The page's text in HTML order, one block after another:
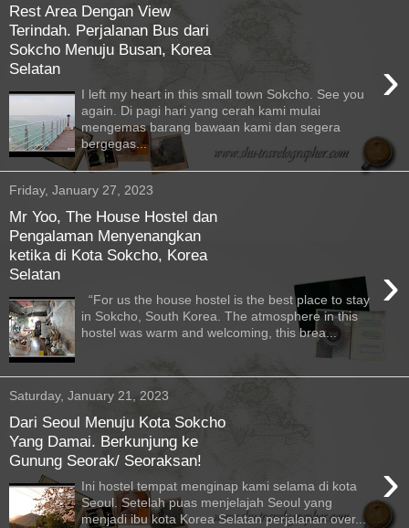
Rest Area Dengan View
Terindah. Perjalanan Bus dari
Sokcho Menuju Busan, Korea
Selatan
›
I left my heart in this small town Sokcho. See you
again. Di pagi hari yang cerah kami mulai
mengemas barang bawaan kami dan segera
bergegas...
Friday, January 27, 2023
Mr Yoo, The House Hostel dan
Pengalaman Menyenangkan
ketika di Kota Sokcho, Korea
Selatan
›
“For us the house hostel is the best place to stay
in Sokcho, South Korea. The atmosphere in this
hostel was warm and welcoming, this brea...
Saturday, January 21, 2023
Dari Seoul Menuju Kota Sokcho
Yang Damai. Berkunjung ke
Gunung Seorak/ Seoraksan!
›
Ini hostel tempat menginap kami selama di kota
Seoul. Setelah puas menjelajah Seoul yang
menjadi ibu kota Korea Selatan perjalanan over...